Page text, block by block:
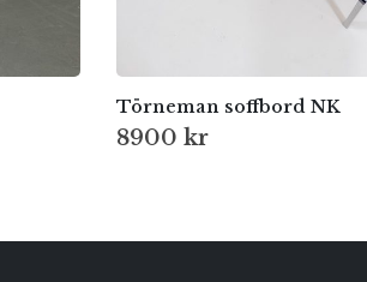
Törneman soffbord NK
8900 kr